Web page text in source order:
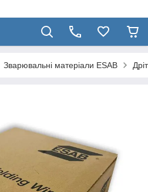
Зварювальні матеріали ESAB